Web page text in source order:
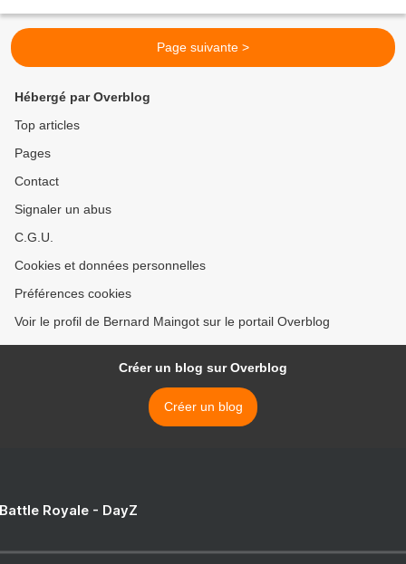
Page suivante >
Hébergé par Overblog
Top articles
Pages
Contact
Signaler un abus
C.G.U.
Cookies et données personnelles
Préférences cookies
Voir le profil de Bernard Maingot sur le portail Overblog
Créer un blog sur Overblog
Créer un blog
Royale - DayZ